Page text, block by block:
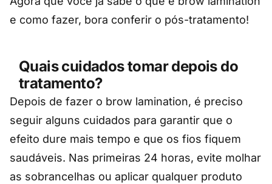
e como fazer, bora conferir o pós-tratamento!
Quais cuidados tomar depois do
tratamento?
Depois de fazer o brow lamination, é preciso
seguir alguns cuidados para garantir que o
efeito dure mais tempo e que os fios fiquem
saudáveis. Nas primeiras 24 horas, evite molhar
as sobrancelhas ou aplicar qualquer produto